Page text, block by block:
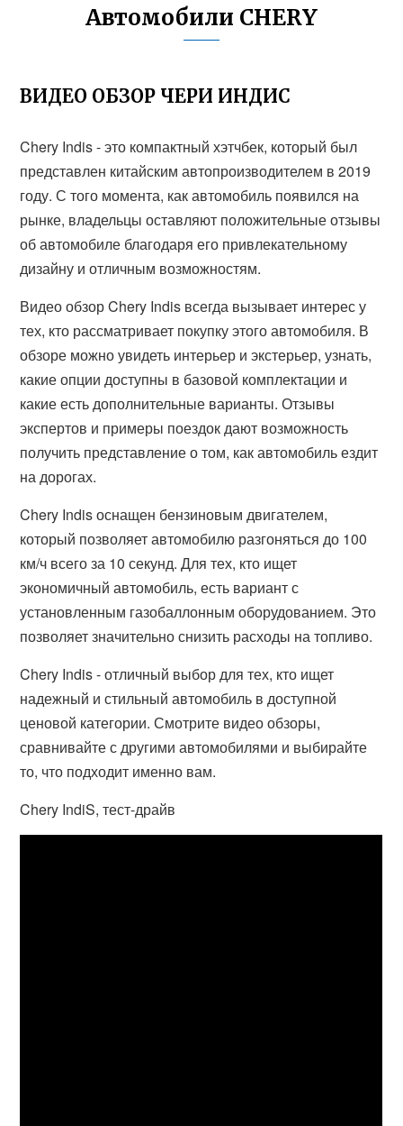
Автомобили CHERY
ВИДЕО ОБЗОР ЧЕРИ ИНДИС
Chery Indis - это компактный хэтчбек, который был
представлен китайским автопроизводителем в 2019
году. С того момента, как автомобиль появился на
рынке, владельцы оставляют положительные отзывы
об автомобиле благодаря его привлекательному
дизайну и отличным возможностям.
Видео обзор Chery Indis всегда вызывает интерес у
тех, кто рассматривает покупку этого автомобиля. В
обзоре можно увидеть интерьер и экстерьер, узнать,
какие опции доступны в базовой комплектации и
какие есть дополнительные варианты. Отзывы
экспертов и примеры поездок дают возможность
получить представление о том, как автомобиль ездит
на дорогах.
Chery Indis оснащен бензиновым двигателем,
который позволяет автомобилю разгоняться до 100
км/ч всего за 10 секунд. Для тех, кто ищет
экономичный автомобиль, есть вариант с
установленным газобаллонным оборудованием. Это
позволяет значительно снизить расходы на топливо.
Chery Indis - отличный выбор для тех, кто ищет
надежный и стильный автомобиль в доступной
ценовой категории. Смотрите видео обзоры,
сравнивайте с другими автомобилями и выбирайте
то, что подходит именно вам.
Chery IndiS, тест-драйв